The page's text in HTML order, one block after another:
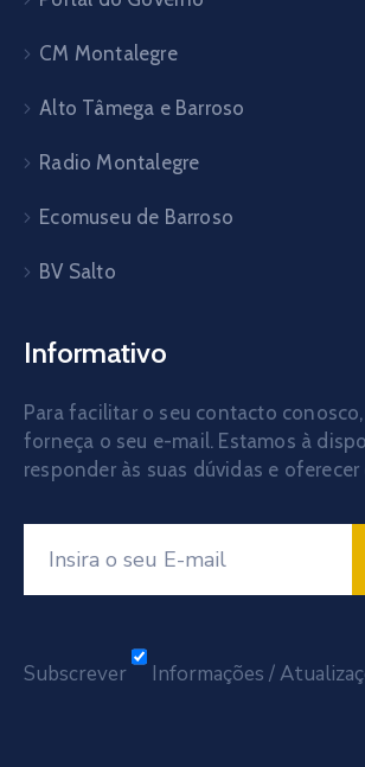
CM Montalegre
Alto Tâmega e Barroso
Radio Montalegre
Ecomuseu de Barroso
BV Salto
Informativo
Para facilitar o seu contacto
forneça o seu e-mail. Estamos à
responder às suas dúvidas e
Subscrever Informações /